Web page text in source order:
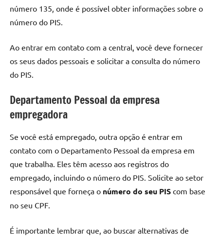
número 135, onde é possível obter informações sobre o
número do PIS.
Ao entrar em contato com a central, você deve fornecer
os seus dados pessoais e solicitar a consulta do número
do PIS.
Departamento Pessoal da empresa
empregadora
Se você está empregado, outra opção é entrar em
contato com o Departamento Pessoal da empresa em
que trabalha. Eles têm acesso aos registros do
empregado, incluindo o número do PIS. Solicite ao setor
responsável que forneça o número do seu PIS com base
no seu CPF.
É importante lembrar que, ao buscar alternativas de